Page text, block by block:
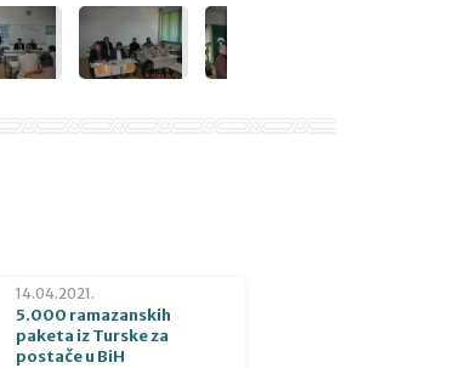
14.04.2021.
5.000 ramazanskih
paketa iz Turske za
postače u BiH